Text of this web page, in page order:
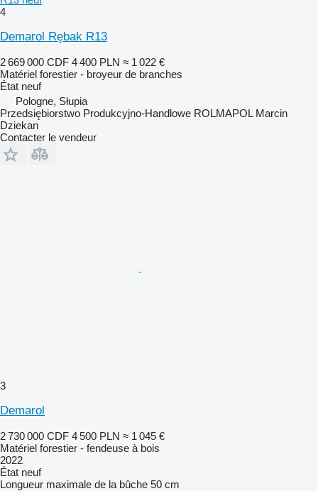
4
Demarol Rębak R13
2 669 000 CDF 4 400 PLN ≈ 1 022 €
Matériel forestier - broyeur de branches
État neuf
Pologne, Słupia
Przedsiębiorstwo Produkcyjno-Handlowe ROLMAPOL Marcin
Dziekan
Contacter le vendeur
3
Demarol
2 730 000 CDF 4 500 PLN ≈ 1 045 €
Matériel forestier - fendeuse à bois
2022
État neuf
Longueur maximale de la bûche 50 cm